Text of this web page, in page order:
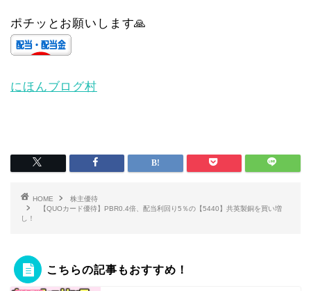
ポチッとお願いします🙏
にほんブログ村
HOME
株主優待
【QUOカード優待】PBR0.4倍、配当利回り5％の【5440】共英製銅を買い増
し！
こちらの記事もおすすめ！